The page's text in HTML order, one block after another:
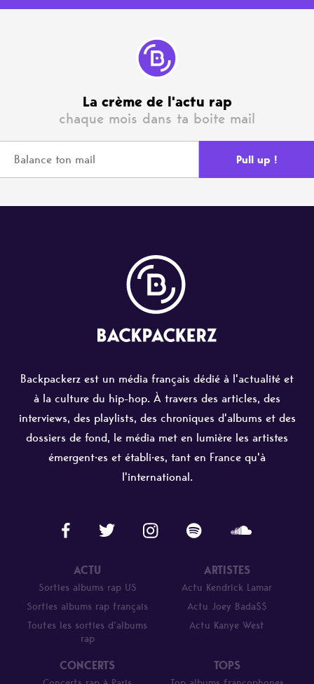
La crème de l'actu rap
chaque mois dans ta boite mail
Backpackerz est un média français dédié à l'actualité et
à la culture du hip-hop. À travers des articles, des
interviews, des playlists, des chroniques d'albums et des
dossiers de fond, le média met en lumière les artistes
émergent·es et établi·es, tant en France qu'à
l'international.
ACTU
Sorties albums rap US
Sorties albums rap français
Toutes les sorties d’albums
rap
ARTISTES
Actu Kendrick Lamar
Actu Joey Bada$$
Actu Kanye West
CONCERTS TOPS